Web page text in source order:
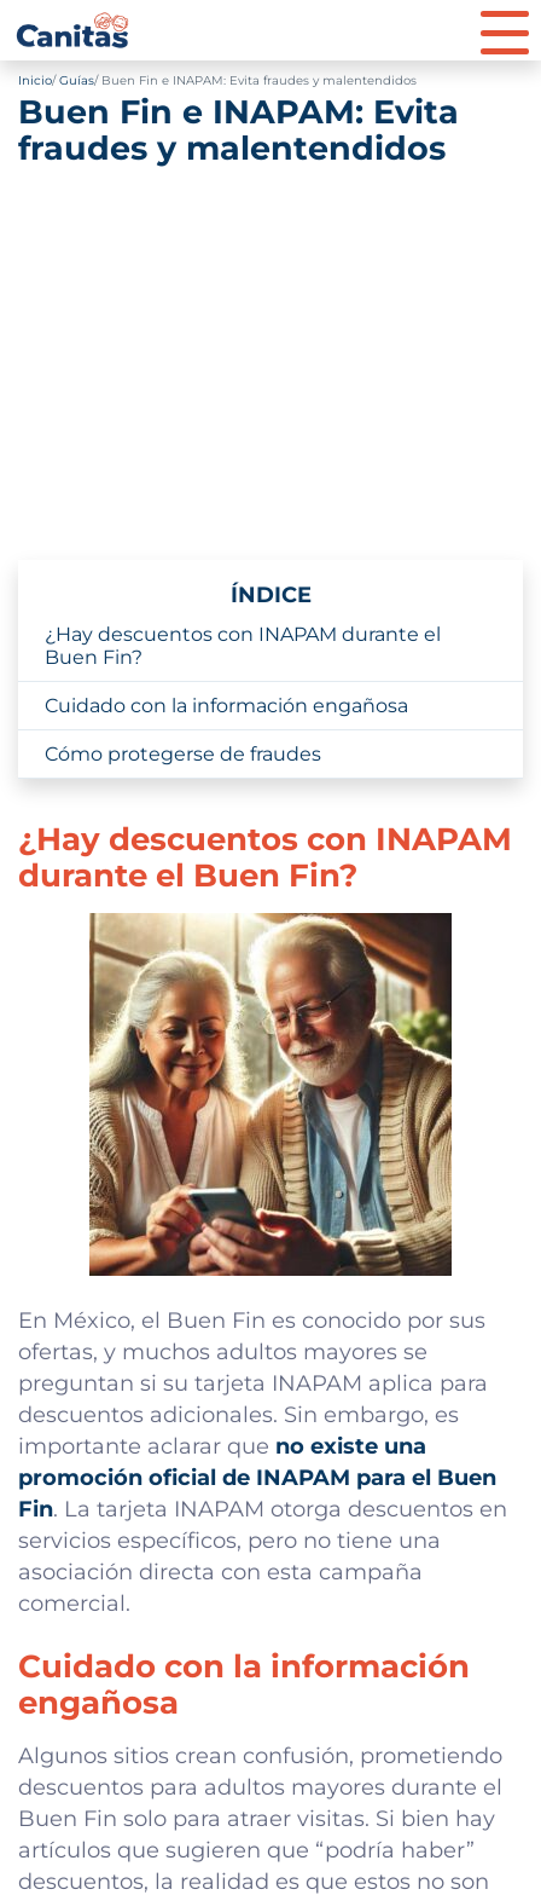
Inicio Guías Buen Fin e INAPAM: Evita fraudes y malentendidos
Buen Fin e INAPAM: Evita
fraudes y malentendidos
ÍNDICE
¿Hay descuentos con INAPAM durante el
Buen Fin?
Cuidado con la información engañosa
Cómo protegerse de fraudes
¿Hay descuentos con INAPAM
durante el Buen Fin?
En México, el Buen Fin es conocido por sus
ofertas, y muchos adultos mayores se
preguntan si su tarjeta INAPAM aplica para
descuentos adicionales. Sin embargo, es
importante aclarar que no existe una
promoción oficial de INAPAM para el Buen
Fin. La tarjeta INAPAM otorga descuentos en
servicios específicos, pero no tiene una
asociación directa con esta campaña
comercial.
Cuidado con la información
engañosa
Algunos sitios crean confusión, prometiendo
descuentos para adultos mayores durante el
Buen Fin solo para atraer visitas. Si bien hay
artículos que sugieren que “podría haber”
descuentos, la realidad es que estos no son